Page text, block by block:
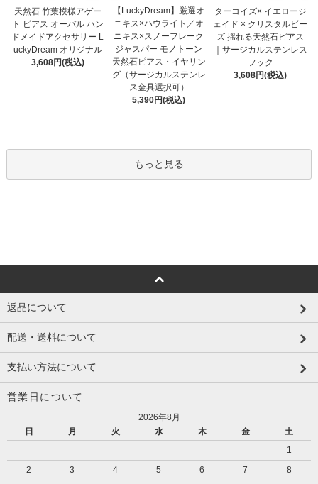
天然石 竹葉模様アゲー
ト ピアス オーバル ハン
ドメイドアクセサリー L
uckyDream オリジナル
3,608円(税込)
【LuckyDream】厳選オ
ニキス×ハウライト／オ
ニキス×スノーフレーク
ジャスパー モノトーン
天然石ピアス・イヤリン
グ（サージカルステンレ
ス金具選択可）
5,390円(税込)
ターコイズ× イエロージ
ェイド × クリスタルビー
ズ 揺れる天然石ピアス
｜サージカルステンレス
フック
3,608円(税込)
もっと見る
返品について
配送・送料について
支払い方法について
営業日について
2026年8月
日
月 火 水 木 金
土
1
2
3 4 5 6 7
8